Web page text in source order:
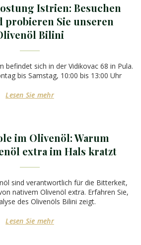
Istrien: Besuchen
probieren Sie unseren
Bilini
befindet sich in der Vidikovac 68 in Pula.
bis Samstag, 10:00 bis 13:00 Uhr
Lesen Sie mehr
im Olivenöl: Warum
extra im Hals kratzt
sind verantwortlich für die Bitterkeit,
nativem Olivenöl extra. Erfahren Sie,
des Olivenöls Bilini zeigt.
Lesen Sie mehr